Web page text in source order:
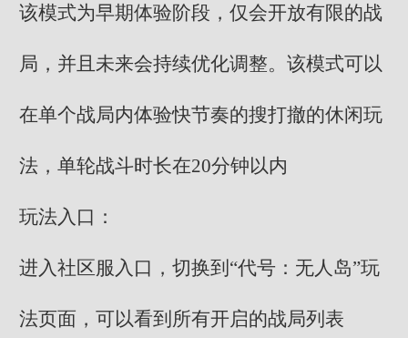
该模式为早期体验阶段，仅会开放有限的战
局，并且未来会持续优化调整。该模式可以
在单个战局内体验快节奏的搜打撤的休闲玩
法，单轮战斗时长在20分钟以内
玩法入口：
进入社区服入口，切换到“代号：无人岛”玩
法页面，可以看到所有开启的战局列表